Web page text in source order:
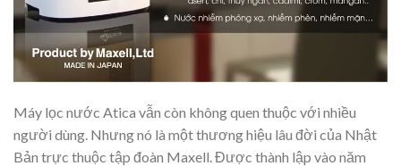
Máy lọc nước Atica vẫn còn không quen thuộc với nhiều
người dùng. Nhưng nó là một thương hiệu lâu đời của Nhật
Bản trực thuộc tập đoàn Maxell. Được thành lập vào năm